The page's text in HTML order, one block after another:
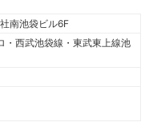
南池袋ビル6F
・西武池袋線・東武東上線池